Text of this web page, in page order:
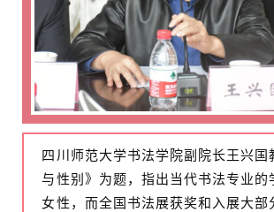
四川师范大学书法学院副院长王兴国
与性别》为题，指出当代书法专业的
女性，而全国书法展获奖和入展大部